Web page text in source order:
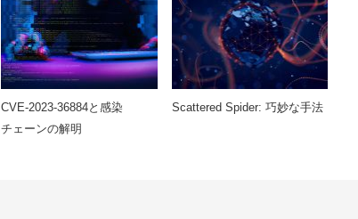
CVE-2023-36884と感染
チェーンの解明
Scattered Spider: 巧妙な手法